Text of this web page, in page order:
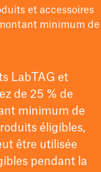
et accessoires
minimum de
LabTAG et
de 25 % de
minimum de
éligibles,
être utilisée
pendant la